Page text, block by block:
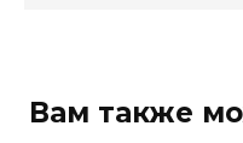
Вам также